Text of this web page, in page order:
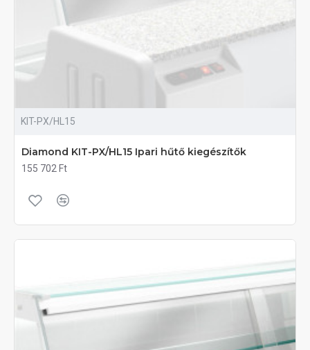
KIT-PX/HL15
Diamond KIT-PX/HL15 Ipari hűtő kiegészítők
155 702 Ft